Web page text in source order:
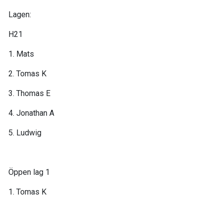
Lagen:
H21
1. Mats
2. Tomas K
3. Thomas E
4. Jonathan A
5. Ludwig
Öppen lag 1
1. Tomas K